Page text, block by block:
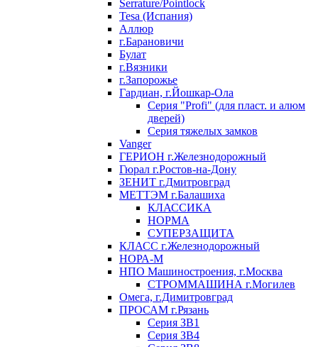
Serrature/Pointlock
Tesa (Испания)
Аллюр
г.Барановичи
Булат
г.Вязники
г.Запорожье
Гардиан, г.Йошкар-Ола
Серия "Profi" (для пласт. и алюм
дверей)
Серия тяжелых замков
Vanger
ГЕРИОН г.Железнодорожный
Гюрал г.Ростов-на-Дону
ЗЕНИТ г.Дмитровград
МЕТТЭМ г.Балашиха
КЛАССИКА
НОРМА
СУПЕРЗАЩИТА
КЛАСС г.Железнодорожный
НОРА-М
НПО Машиностроения, г.Москва
СТРОММАШИНА г.Могилев
Омега, г.Димитровград
ПРОСАМ г.Рязань
Серия ЗВ1
Серия ЗВ4